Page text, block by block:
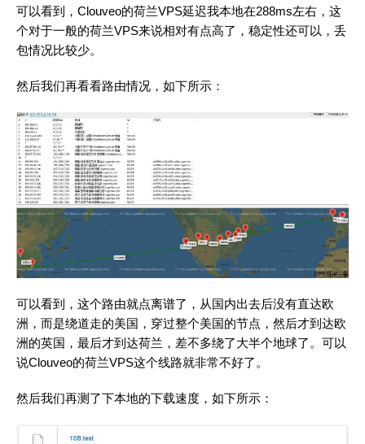
可以看到，Clouveo的荷兰VPS延迟我本地在288ms左右，这
个对于一般的荷兰VPS来说相对有点高了，稳定性还可以，丢
包情况比较少。
然后我们再看看路由情况，如下所示：
可以看到，这个路由就点离谱了，从国内出去后没有直达欧
洲，而是绕道走的美国，穿过整个美国的节点，然后才到达欧
洲的英国，最后才到达荷兰，差不多绕了大半个地球了。可以
说Clouveo的荷兰VPS这个线路就非常不好了。
然后我们再测了下本地的下载速度，如下所示：